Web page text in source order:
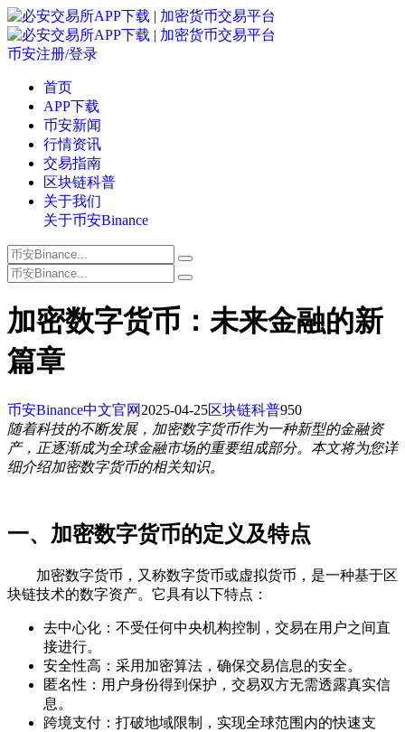
币安注册/登录
首页
APP下载
币安新闻
行情资讯
交易指南
区块链科普
关于我们
关于币安Binance
加密数字货币：未来金融的新
篇章
币安Binance中文官网 2025-04-25区块链科普950
随着科技的不断发展，加密数字货币作为一种新型的金融资
产，正逐渐成为全球金融市场的重要组成部分。本文将为您详
细介绍加密数字货币的相关知识。
一、加密数字货币的定义及特点
加密数字货币，又称数字货币或虚拟货币，是一种基于区
块链技术的数字资产。它具有以下特点：
去中心化：不受任何中央机构控制，交易在用户之间直
接进行。
安全性高：采用加密算法，确保交易信息的安全。
匿名性：用户身份得到保护，交易双方无需透露真实信
息。
跨境支付：打破地域限制，实现全球范围内的快速支